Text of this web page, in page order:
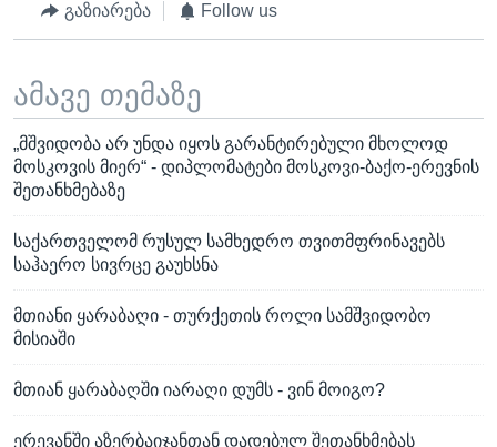
გაზიარება Follow us
ამავე თემაზე
„მშვიდობა არ უნდა იყოს გარანტირებული მხოლოდ
მოსკოვის მიერ“ - დიპლომატები მოსკოვი-ბაქო-ერევნის
შეთანხმებაზე
საქართველომ რუსულ სამხედრო თვითმფრინავებს
საჰაერო სივრცე გაუხსნა
მთიანი ყარაბაღი - თურქეთის როლი სამშვიდობო
მისიაში
მთიან ყარაბაღში იარაღი დუმს - ვინ მოიგო?
ერევანში აზერბაიჯანთან დადებულ შეთანხმებას